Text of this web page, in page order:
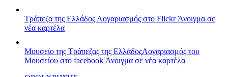
Τράπεζα της Ελλάδος Λογαριασμός στο FlickrΆνοιγμα σε
νέα καρτέλα
Μουσείο της Τράπεζας της ΕλλάδοςΛογαριασμός του
Μουσείου στο facebook Άνοιγμα σε νέα καρτέλα